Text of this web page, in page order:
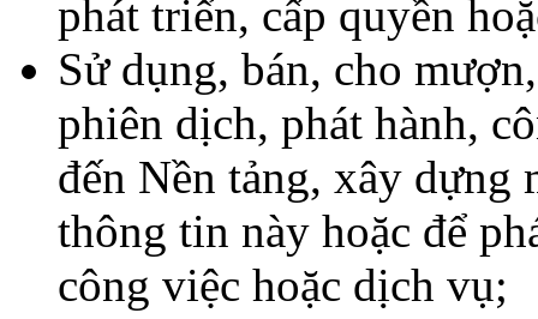
phát triển, cấp quyền
Sử dụng, bán, cho
phiên dịch, phát hành,
đến Nền tảng, xây dựng
thông tin này hoặc để
công việc hoặc dịch vụ;